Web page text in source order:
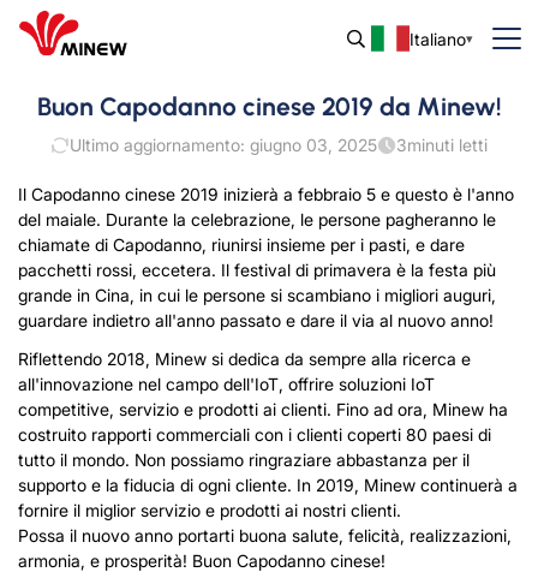
Italiano
Buon Capodanno cinese 2019 da Minew!
Ultimo aggiornamento: giugno 03, 2025 3minuti letti
Il Capodanno cinese 2019 inizierà a febbraio 5 e questo è l'anno
del maiale. Durante la celebrazione, le persone pagheranno le
chiamate di Capodanno, riunirsi insieme per i pasti, e dare
pacchetti rossi, eccetera. Il festival di primavera è la festa più
grande in Cina, in cui le persone si scambiano i migliori auguri,
guardare indietro all'anno passato e dare il via al nuovo anno!
Riflettendo 2018, Minew si dedica da sempre alla ricerca e
all'innovazione nel campo dell'IoT, offrire soluzioni IoT
competitive, servizio e prodotti ai clienti. Fino ad ora, Minew ha
costruito rapporti commerciali con i clienti coperti 80 paesi di
tutto il mondo. Non possiamo ringraziare abbastanza per il
supporto e la fiducia di ogni cliente. In 2019, Minew continuerà a
fornire il miglior servizio e prodotti ai nostri clienti.
Possa il nuovo anno portarti buona salute, felicità, realizzazioni,
armonia, e prosperità! Buon Capodanno cinese!